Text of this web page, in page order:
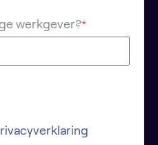
werkgever?*